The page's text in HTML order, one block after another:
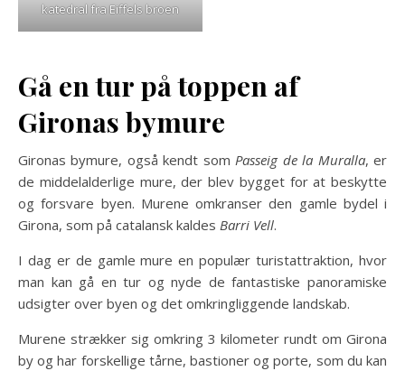
katedral fra Eiffels broen
Gå en tur på toppen af
Gironas bymure
Gironas bymure, også kendt somPasseig de la Muralla, er
de middelalderlige mure, der blev bygget for at beskytte
og forsvare byen. Murene omkranser den gamle bydel i
Girona, som på catalansk kaldes Barri Vell.
I dag er de gamle mure en populær turistattraktion, hvor
man kan gå en tur og nyde de fantastiske panoramiske
udsigter over byen og det omkringliggende landskab.
Murene strækker sig omkring 3 kilometer rundt om Girona
by og har forskellige tårne, bastioner og porte, som du kan